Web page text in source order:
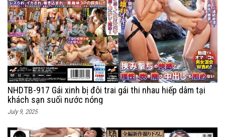
NHDTB-917 Gái xinh bị đôi trai gái thi nhau hiếp dâm tại
khách sạn suối nước nóng
July 9, 2025